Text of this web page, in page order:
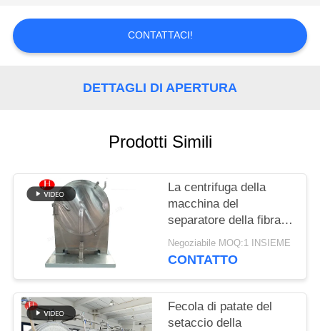
CONTATTACI
PREVENTIVO
MAPPA
DEL
POLITICA
SULLA
PRIVACY
CONTATTACI!
DETTAGLI DI APERTURA
Prodotti Simili
La centrifuga della
macchina del
separatore della fibra
dei residui della fecola
di patate setaccia
Negoziabile MOQ:1 INSIEME
CONTATTO
Fecola di patate del
setaccio della